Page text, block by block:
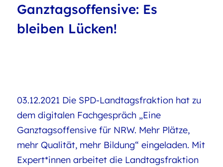
Ganztagsoffensive: Es
bleiben Lücken!
03.12.2021 Die SPD-Landtagsfraktion hat zu
dem digitalen Fachgespräch „Eine
Ganztagsoffensive für NRW. Mehr Plätze,
mehr Qualität, mehr Bildung“ eingeladen. Mit
Expert*innen arbeitet die Landtagsfraktion